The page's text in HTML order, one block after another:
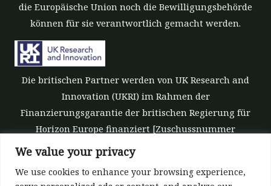
We value your privacy
We use cookies to enhance your browsing experience,
die Europäische Union noch die Bewilligungsbehörde
können für sie verantwortlich gemacht werden.
Die britischen Partner werden von UK Research and
Innovation (UKRI) im Rahmen der
Finanzierungsgarantie der britischen Regierung für
Horizon Europe finanziert [Zuschussnummer